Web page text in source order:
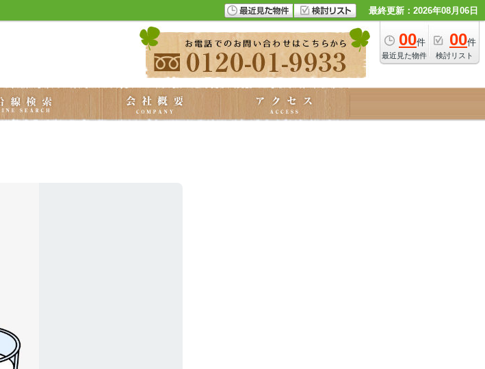
最終更新：2026年08月06日
00件
最近見た物件
00件
検討リスト